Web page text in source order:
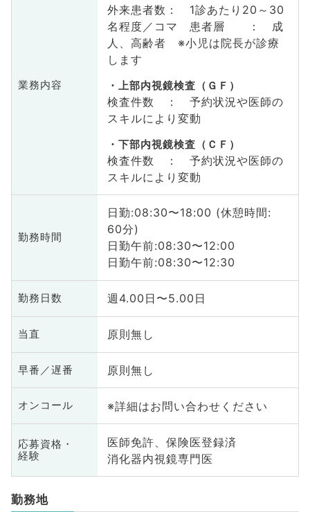
業務内容
外来患者数： 1診あたり20～30
名程度／コマ 患者層 ： 成
人、高齢者 ※小児は院長が診療
します
上部内視鏡検査（ＧＦ）
検査件数 ： 予約状況や医師の
スキルにより変動
下部内視鏡検査（ＣＦ）
検査件数 ： 予約状況や医師の
スキルにより変動
勤務時間
日勤:08:30〜18:00 (休憩時間:
60分)
日勤午前:08:30〜12:00
日勤午前:08:30〜12:30
勤務日数 週4.00日〜5.00日
当直 原則無し
早番／遅番 原則無し
オンコール ※詳細はお問い合わせください
応募資格・
経験
医師免許、保険医登録済
消化器内視鏡専門医
勤務地